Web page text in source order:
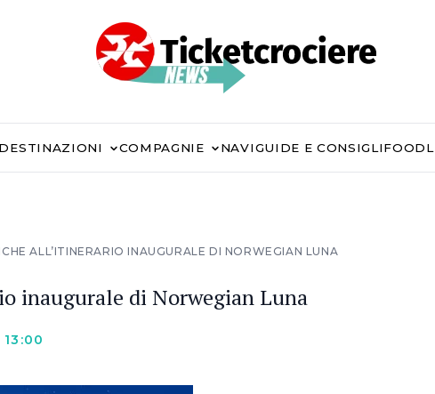
DESTINAZIONI COMPAGNIE NAVIGUIDE E CONSIGLIFOOD
ALL’ITINERARIO INAUGURALE DI NORWEGIAN LUNA
inaugurale di Norwegian Luna